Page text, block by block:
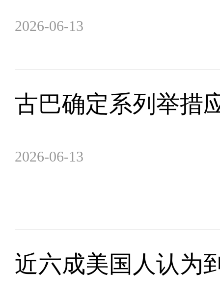
2026-06-13
古巴确定系列举措
2026-06-13
近六成美国人认为